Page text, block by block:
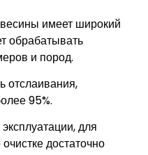
имеет широкий
обрабатывать
и пород.
отслаивания,
95%.
для
достаточно